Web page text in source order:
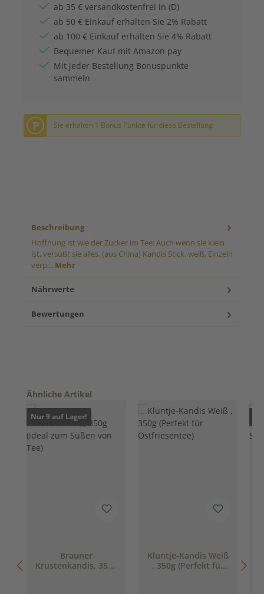
ab 35 € versandkostenfrei in (D)
ab 50 € Einkauf erhalten Sie 2% Rabatt
ab 100 € Einkauf erhalten Sie 4% Rabatt
Bequemer Kauf mit Amazon pay
Mit jeder Bestellung Bonuspunkte
sammeln
P Sie erhalten 1 Bonus Punkte für diese Bestellung
Beschreibung
Hoffnung ist wie der Zucker im Tee: Auch wenn sie klein
ist, versüßt sie alles. (aus China) Kandis Stick, weiß. Einzeln
verp… Mehr
Nährwerte
Bewertungen
Produktgalerie überspringen
Ähnliche Artikel
Nur 9 auf Lager!
Brauner
Krustenkandis, 350g
Kluntje-Kandis Weiß
, 350g (Perfekt für